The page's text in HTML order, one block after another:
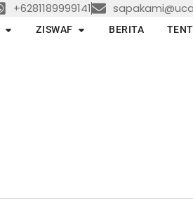
+6281189999141
Open LAYANAN
ZISWAF Open ZISWAF
BERITA